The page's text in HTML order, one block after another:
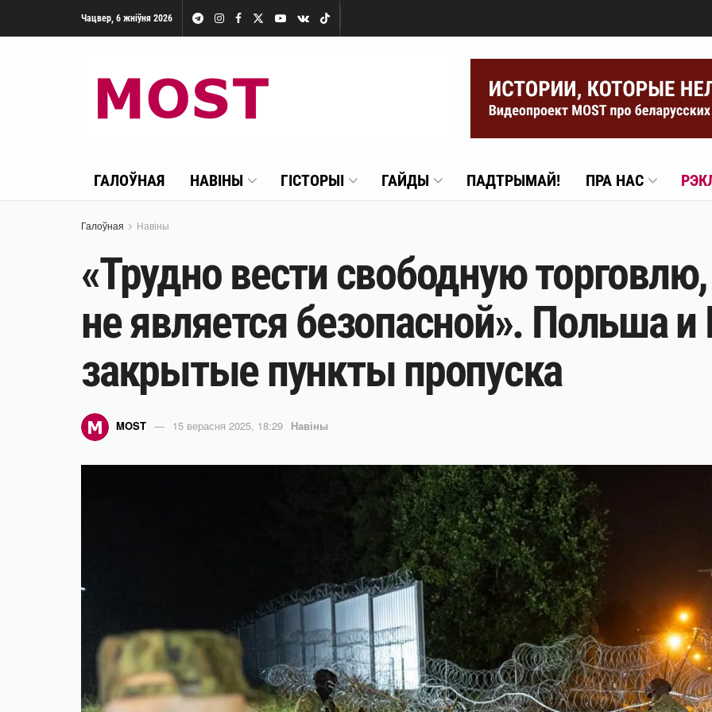
Чацвер, 6 жніўня 2026
ГАЛОЎНАЯ НАВІНЫ ГІСТОРЫІ ГАЙДЫ ПАДТРЫМАЙ! ПРА НАС
Галоўная Навіны
«Трудно вести свободную
не является безопасной». Польша и
закрытые пункты пропуска
MOST 15 верасня 2025, 18:29 Навіны